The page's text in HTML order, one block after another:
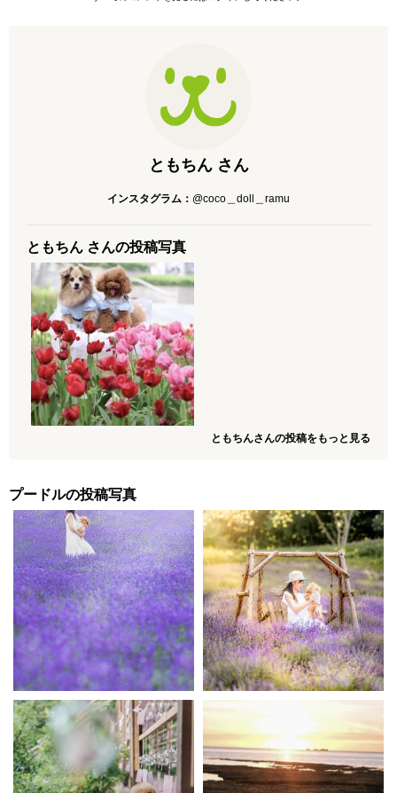
ともちん さん
インスタグラム： @coco＿doll＿ramu
ともちん さんの投稿写真
ともちんさんの投稿をもっと見る
プードルの投稿写真